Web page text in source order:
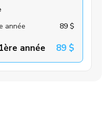
année 89 $
année 89 $